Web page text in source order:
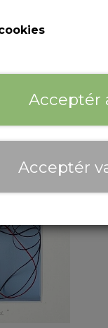
Acceptér
Acceptér